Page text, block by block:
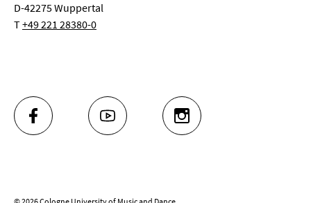
D-42275 Wuppertal
T+49 221 28380-0
FACEBOOK YOUTUBE INSTAGRAM